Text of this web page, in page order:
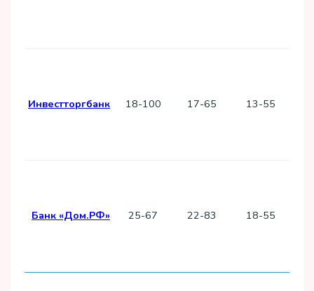
Инвестторгбанк 18-100 17-65 13-55
Банк «Дом.РФ» 25-67 22-83 18-55